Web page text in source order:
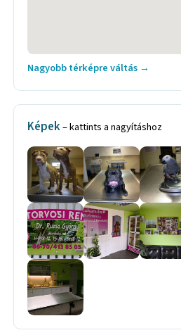
Nagyobb térképre váltás →
Képek– kattints a nagyításhoz